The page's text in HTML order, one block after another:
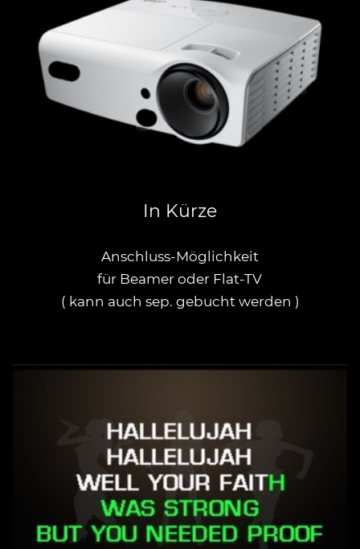
In Kürze
Anschluss-Möglichkeit
für Beamer oder Flat-TV
( kann auch sep. gebucht werden )